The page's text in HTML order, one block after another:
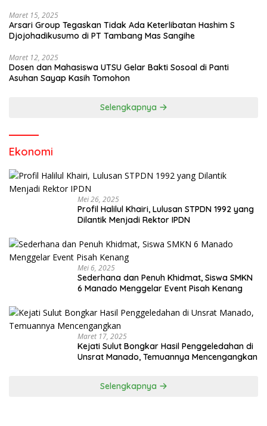
Maret 15, 2025
Arsari Group Tegaskan Tidak Ada Keterlibatan Hashim S
Djojohadikusumo di PT Tambang Mas Sangihe
Maret 12, 2025
Dosen dan Mahasiswa UTSU Gelar Bakti Sosoal di Panti
Asuhan Sayap Kasih Tomohon
Selengkapnya
Ekonomi
Mei 26, 2025
Profil Halilul Khairi, Lulusan STPDN 1992 yang
Dilantik Menjadi Rektor IPDN
Mei 6, 2025
Sederhana dan Penuh Khidmat, Siswa SMKN
6 Manado Menggelar Event Pisah Kenang
Maret 17, 2025
Kejati Sulut Bongkar Hasil Penggeledahan di
Unsrat Manado, Temuannya Mencengangkan
Selengkapnya